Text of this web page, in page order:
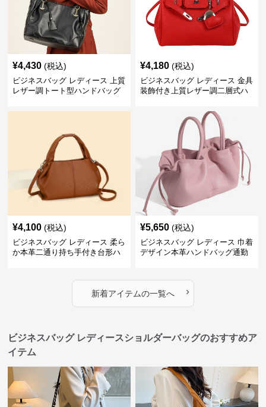
¥4,430 (税込)
ビジネスバッグ レディース 上質
レザー調トート型ハンドバッグ
¥4,180 (税込)
ビジネスバッグ レディース 金具
装飾付き上質レザー調二層式ハ
¥4,100 (税込)
ビジネスバッグ レディース 柔ら
か本革二通り持ち手付き台形ハ
¥5,650 (税込)
ビジネスバッグ レディース 巾着
デザイン本革ハンドバッグ通勤
新着アイテムの一覧へ ›
ビジネスバッグ レディースショルダーバッグのおすすめア
イテム